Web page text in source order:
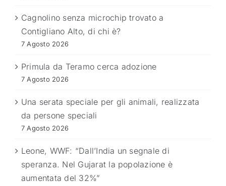
Cagnolino senza microchip trovato a
Contigliano Alto, di chi è?
7 Agosto 2026
Primula da Teramo cerca adozione
7 Agosto 2026
Una serata speciale per gli animali, realizzata
da persone speciali
7 Agosto 2026
Leone, WWF: “Dall’India un segnale di
speranza. Nel Gujarat la popolazione è
aumentata del 32%”